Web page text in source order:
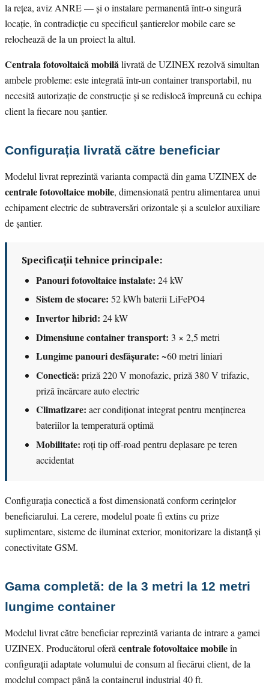
la rețea, aviz ANRE — și o instalare permanentă într-o singură
locație, în contradicție cu specificul șantierelor mobile care se
relochează de la un proiect la altul.
Centrala fotovoltaică mobilă livrată de UZINEX rezolvă simultan
ambele probleme: este integrată într-un container transportabil, nu
necesită autorizație de construcție și se redislocă împreună cu echipa
client la fiecare nou șantier.
Configurația livrată către beneficiar
Modelul livrat reprezintă varianta compactă din gama UZINEX de
centrale fotovoltaice mobile, dimensionată pentru alimentarea unui
echipament electric de subtraversări orizontale și a sculelor auxiliare
de șantier.
Specificații tehnice principale:
Panouri fotovoltaice instalate: 24 kW
Sistem de stocare: 52 kWh baterii LiFePO4
Invertor hibrid: 24 kW
Dimensiune container transport: 3 × 2,5 metri
Lungime panouri desfășurate: ~60 metri liniari
Conectică: priză 220 V monofazic, priză 380 V trifazic,
priză încărcare auto electric
Climatizare: aer condiționat integrat pentru menținerea
bateriilor la temperatură optimă
Mobilitate: roți tip off-road pentru deplasare pe teren
accidentat
Configurația conectică a fost dimensionată conform cerințelor
beneficiarului. La cerere, modelul poate fi extins cu prize
suplimentare, sisteme de iluminat exterior, monitorizare la distanță și
conectivitate GSM.
Gama completă: de la 3 metri la 12 metri
lungime container
Modelul livrat către beneficiar reprezintă varianta de intrare a gamei
UZINEX. Producătorul oferă centrale fotovoltaice mobileîn
configurații adaptate volumului de consum al fiecărui client, de la
modelul compact până la containerul industrial 40 ft.